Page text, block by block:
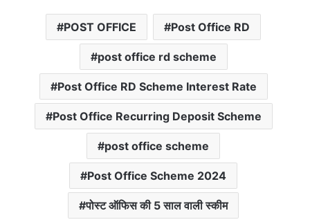
POST OFFICE Post Office RD
post office rd scheme
Post Office RD Scheme Interest Rate
Post Office Recurring Deposit Scheme
post office scheme
Post Office Scheme 2024
पोस्ट ऑफिस की 5 साल वाली स्कीम